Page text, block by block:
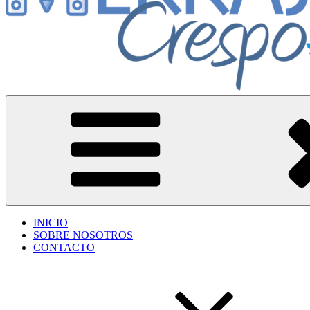
Herrajes Crespo
Accesorios para aberturas de aluminio
INICIO
SOBRE NOSOTROS
CONTACTO